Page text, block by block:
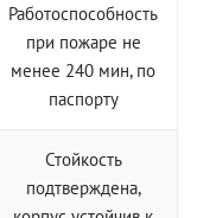
Работоспособность
при пожаре не
менее 240 мин, по
паспорту
Стойкость
подтверждена,